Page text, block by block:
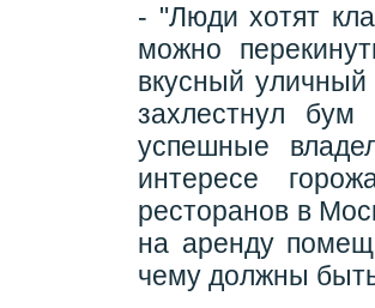
- "Люди хотят
можно
вкусный
захлестнул
успешные
интересе
ресторанов в
на аренду
чему должны